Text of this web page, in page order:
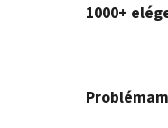
1000+